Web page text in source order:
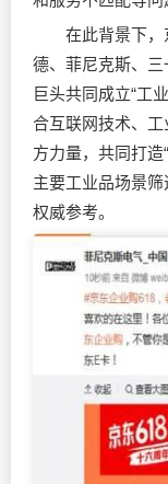
在此背景下，
德、菲尼克斯、
巨头共同成立“工
合互联网技术、
方力量，共同打造
主要工业品场景
权威参考。